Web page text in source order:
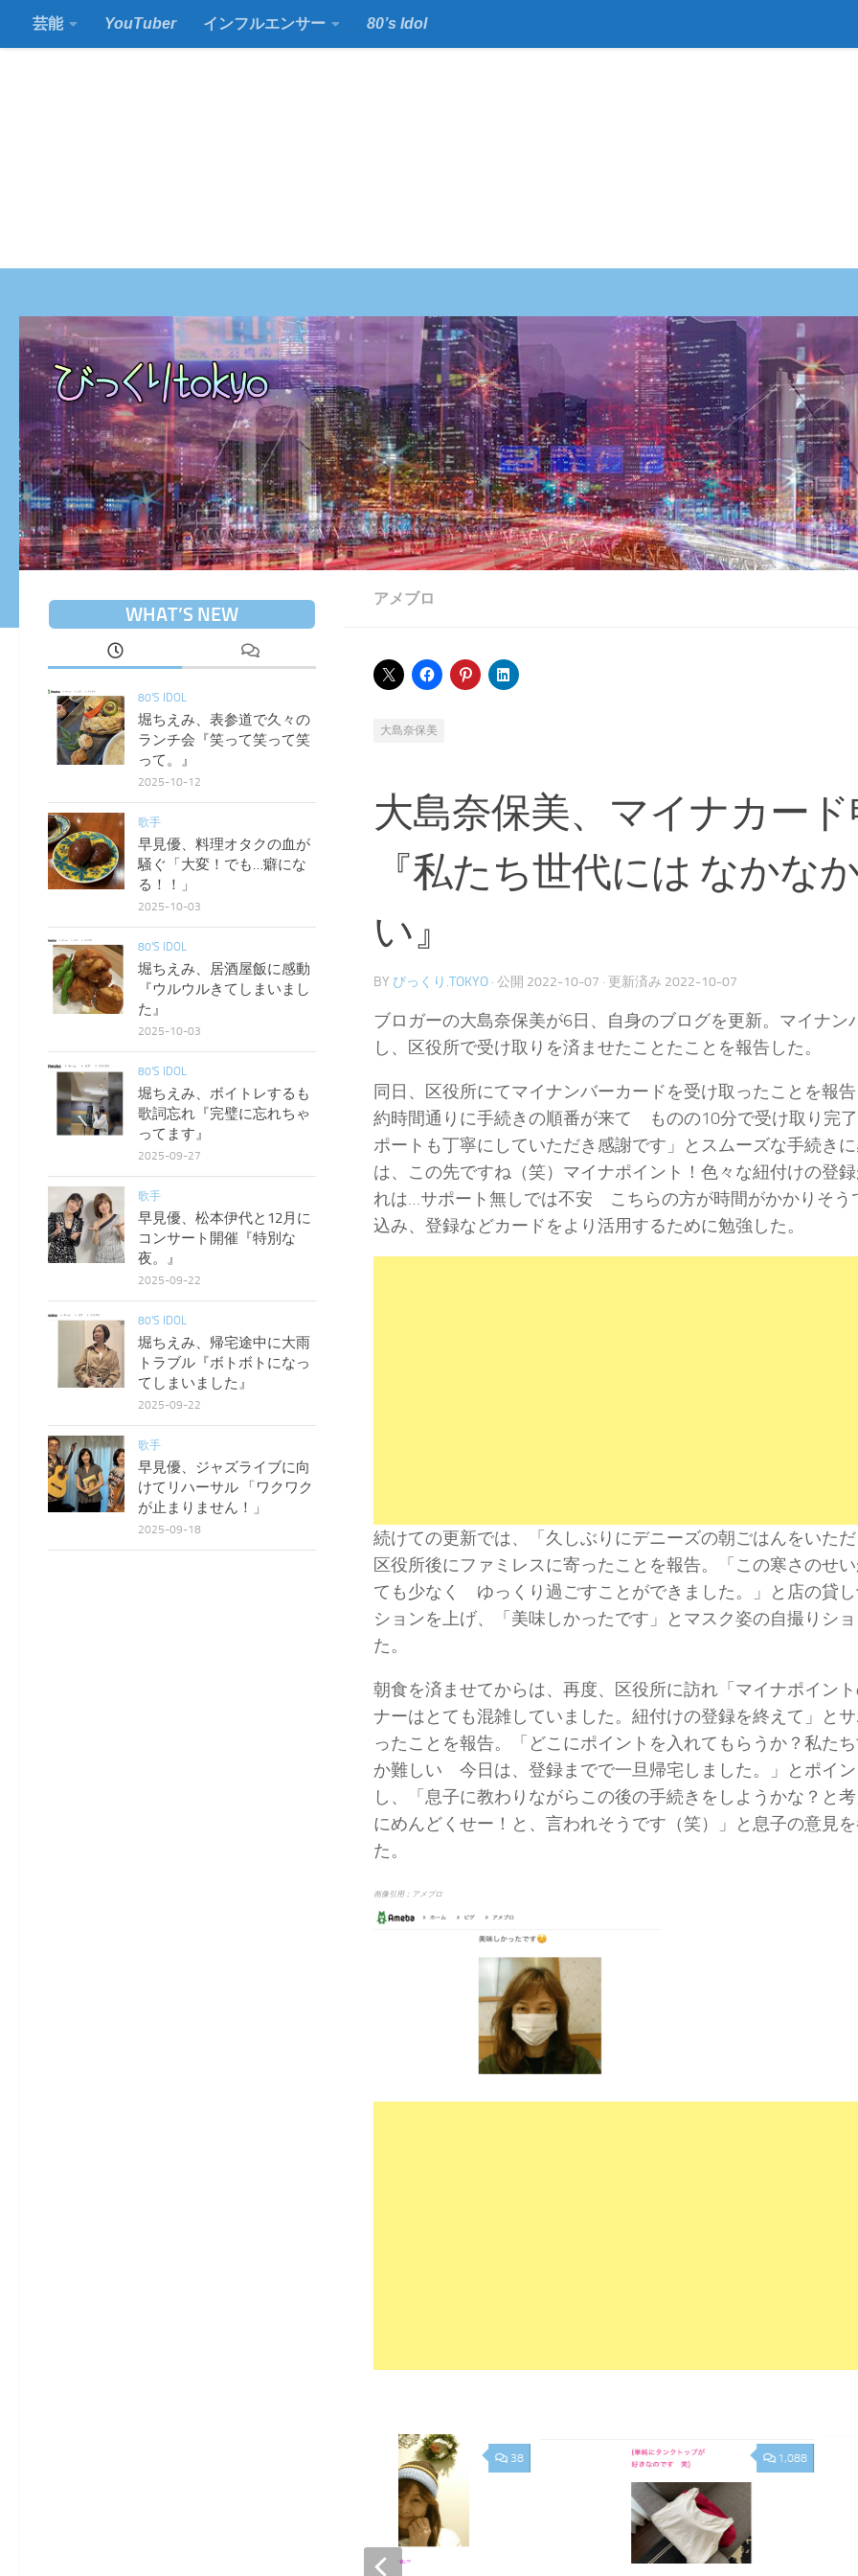
コンテンツの下
芸能 YouTuber インフルエンサー 80’s Idol
アメブロ
大島奈保美
大島奈保美、マイナカー
『私たち世代には なかな
い』
BY びっくり.TOKYO · 公開 2022-10-07 · 更新済み 2022-10-07
ブロガーの大島奈保美が6日、自身のブログを更新。マイナン
し、区役所で受け取りを済ませたことたことを報告した。
同日、区役所にてマイナンバーカードを受け取ったことを報
約時間通りに手続きの順番が来て ものの10分で受け取り完
ポートも丁寧にしていただき感謝です」とスムーズな手続き
は、この先ですね（笑）マイナポイント！色々な紐付けの登
れは…サポート無しでは不安 こちらの方が時間がかかりそう
込み、登録などカードをより活用するために勉強した。
続けての更新では、「久しぶりにデニーズの朝ごはんをいた
区役所後にファミレスに寄ったことを報告。「この寒さのせ
ても少なく ゆっくり過ごすことができました。」と店の貸
ションを上げ、「美味しかったです」とマスク姿の自撮りシ
た。
朝食を済ませてからは、再度、区役所に訪れ「マイナポイン
ナーはとても混雑していました。紐付けの登録を終えて」と
ったことを報告。「どこにポイントを入れてもらうか？私た
か難しい 今日は、登録までで一旦帰宅しました。」とポイ
し、「息子に教わりながらこの後の手続きをしようかな？と
にめんどくせー！と、言われそうです（笑）」と息子の意見
た。
画像引用；アメブロ
1,088
38
WHAT’S NEW
80'S IDOL
堀ちえみ、表参道で久々の
ランチ会『笑って笑って笑
って。』
2025-10-12
歌手
早見優、料理オタクの血が
騒ぐ「大変！でも…癖にな
る！！」
2025-10-03
80'S IDOL
堀ちえみ、居酒屋飯に感動
『ウルウルきてしまいまし
た』
2025-10-03
80'S IDOL
堀ちえみ、ボイトレするも
歌詞忘れ『完璧に忘れちゃ
ってます』
2025-09-27
歌手
早見優、松本伊代と12月に
コンサート開催『特別な
夜。』
2025-09-22
80'S IDOL
堀ちえみ、帰宅途中に大雨
トラブル『ボトボトになっ
てしまいました』
2025-09-22
歌手
早見優、ジャズライブに向
けてリハーサル 「ワクワク
が止まりません！」
2025-09-18